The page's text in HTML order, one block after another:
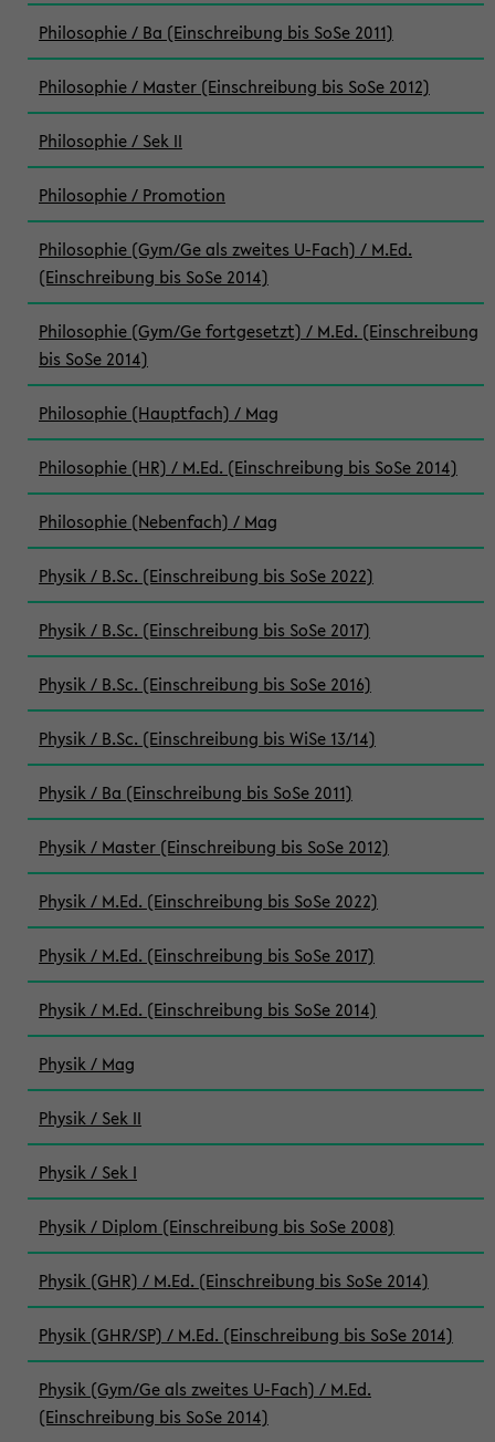
Philosophie / Ba (Einschreibung bis SoSe 2011)
Philosophie / Master (Einschreibung bis SoSe 2012)
Philosophie / Sek II
Philosophie / Promotion
Philosophie (Gym/Ge als zweites U-Fach) / M.Ed.
(Einschreibung bis SoSe 2014)
Philosophie (Gym/Ge fortgesetzt) / M.Ed. (Einschreibung
bis SoSe 2014)
Philosophie (Hauptfach) / Mag
Philosophie (HR) / M.Ed. (Einschreibung bis SoSe 2014)
Philosophie (Nebenfach) / Mag
Physik / B.Sc. (Einschreibung bis SoSe 2022)
Physik / B.Sc. (Einschreibung bis SoSe 2017)
Physik / B.Sc. (Einschreibung bis SoSe 2016)
Physik / B.Sc. (Einschreibung bis WiSe 13/14)
Physik / Ba (Einschreibung bis SoSe 2011)
Physik / Master (Einschreibung bis SoSe 2012)
Physik / M.Ed. (Einschreibung bis SoSe 2022)
Physik / M.Ed. (Einschreibung bis SoSe 2017)
Physik / M.Ed. (Einschreibung bis SoSe 2014)
Physik / Mag
Physik / Sek II
Physik / Sek I
Physik / Diplom (Einschreibung bis SoSe 2008)
Physik (GHR) / M.Ed. (Einschreibung bis SoSe 2014)
Physik (GHR/SP) / M.Ed. (Einschreibung bis SoSe 2014)
Physik (Gym/Ge als zweites U-Fach) / M.Ed.
(Einschreibung bis SoSe 2014)